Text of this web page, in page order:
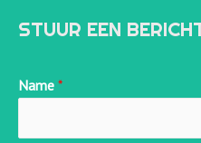
STUUR EEN
Name *